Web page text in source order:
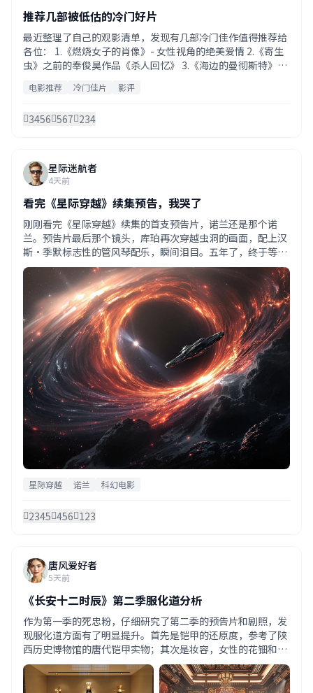
推荐几部被低估的冷门好片
最近整理了自己的观影清单，发现有几部冷门佳作值得推荐给
各位： 1.《燃烧女子的肖像》- 女性视角的绝美爱情 2.《寄生
虫》之前的奉俊昊作品《杀人回忆》 3.《海边的曼彻斯特》-
《月光男孩》- 奥斯卡最佳影片的温柔力量 每一部都值得反复
电影推荐 冷门佳片 影评
3456 567 234
星际迷航者
4天前
看完《星际穿越》续集预告，我哭了
刚刚看完《星际穿越》续集的首支预告片，诺兰还是那个诺
兰。预告片最后那个镜头，库珀再次穿越虫洞的画面，配上汉
斯·季默标志性的管风琴配乐，瞬间泪目。五年了，终于等到
续集的消息。这次的故事据说会涉及平行宇宙和时间循环的概
念，期待值拉满！
星际穿越 诺兰 科幻电影
2345 456 123
唐风爱好者
5天前
《长安十二时辰》第二季服化道分析
作为第一季的死忠粉，仔细研究了第二季的预告片和剧照，发
现服化道方面有了明显提升。首先是铠甲的还原度，参考了陕
西历史博物馆的唐代铠甲实物；其次是妆容，女性的花钿和发
髻更加考究；最后是场景，据说在横店新建了一个1:1的长安
城西市。制作团队的用心可见一斑。